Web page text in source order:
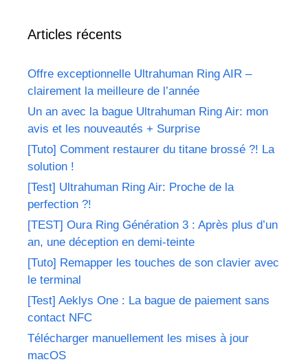
Articles récents
Offre exceptionnelle Ultrahuman Ring AIR –
clairement la meilleure de l’année
Un an avec la bague Ultrahuman Ring Air: mon
avis et les nouveautés + Surprise
[Tuto] Comment restaurer du titane brossé ?! La
solution !
[Test] Ultrahuman Ring Air: Proche de la
perfection ?!
[TEST] Oura Ring Génération 3 : Après plus d’un
an, une déception en demi-teinte
[Tuto] Remapper les touches de son clavier avec
le terminal
[Test] Aeklys One : La bague de paiement sans
contact NFC
Télécharger manuellement les mises à jour
macOS